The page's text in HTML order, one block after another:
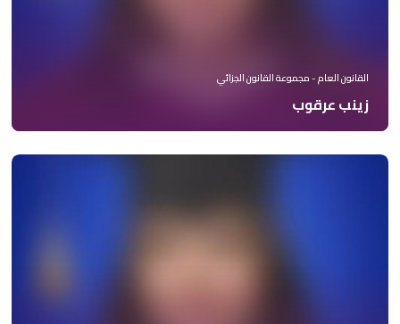
القانون العام - مجموعة القانون الجزائي
زينب عرقوب